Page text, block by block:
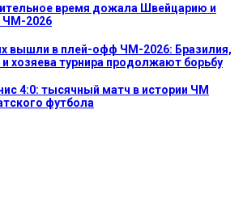
время дожала Швейцарию и
ЧМ-2026
вышли в плей-офф ЧМ-2026: Бразилия,
хозяева турнира продолжают борьбу
4:0: тысячный матч в истории ЧМ
футбола